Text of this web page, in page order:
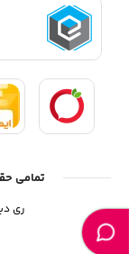
تمامی
ری